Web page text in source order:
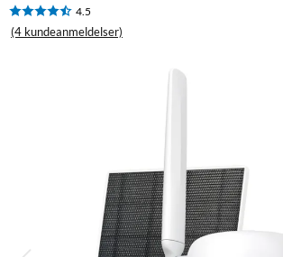
4.5
(4 kundeanmeldelser)